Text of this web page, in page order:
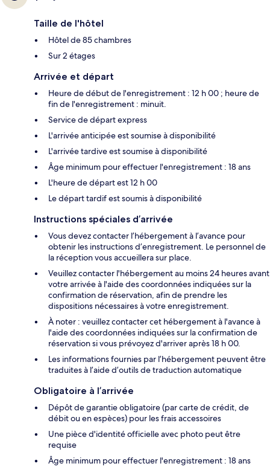
Taille de l'hôtel
Hôtel de 85 chambres
Sur 2 étages
Arrivée et départ
Heure de début de l'enregistrement : 12 h 00 ; heure de
fin de l'enregistrement : minuit.
Service de départ express
L'arrivée anticipée est soumise à disponibilité
L'arrivée tardive est soumise à disponibilité
Âge minimum pour effectuer l'enregistrement : 18 ans
L'heure de départ est 12 h 00
Le départ tardif est soumis à disponibilité
Instructions spéciales d’arrivée
Vous devez contacter l’hébergement à l’avance pour
obtenir les instructions d’enregistrement. Le personnel de
la réception vous accueillera sur place.
Veuillez contacter l'hébergement au moins 24 heures avant
votre arrivée à l'aide des coordonnées indiquées sur la
confirmation de réservation, afin de prendre les
dispositions nécessaires à votre enregistrement.
À noter : veuillez contacter cet hébergement à l'avance à
l'aide des coordonnées indiquées sur la confirmation de
réservation si vous prévoyez d'arriver après 18 h 00.
Les informations fournies par l’hébergement peuvent être
traduites à l’aide d’outils de traduction automatique
Obligatoire à l’arrivée
Dépôt de garantie obligatoire (par carte de crédit, de
débit ou en espèces) pour les frais accessoires
Une pièce d'identité officielle avec photo peut être
requise
Âge minimum pour effectuer l'enregistrement : 18 ans